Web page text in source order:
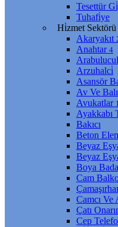
Tesettür
Tuhafi̇ye
Hi̇zmet
Akaryakıt
Anahtar 4
Arzuhalci̇
Asansör
Av Ve
Avukatlar
Ayakkabı
Bakıcı
Beton
Beyaz
Beyaz
Boya
Cam
Camcı Ve
Çatı
Cep